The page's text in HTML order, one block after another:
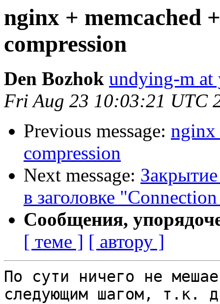
nginx + memcached
compression
Den Bozhok undying-m at
Fri Aug 23 10:03:21 UTC
Previous message: nginx
compression
Next message:
в заголовке
Сообщения,
[ теме ] [ автору ]
По сути ничего не
следующим шагом, т.к.